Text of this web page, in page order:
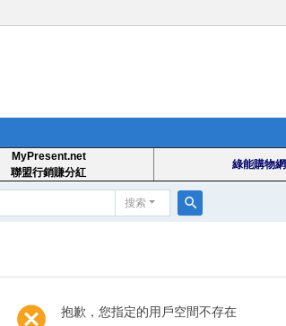
MyPresent.net
聯盟行銷賺分紅
綠能購物網
搜索
抱歉，您指定的用戶空間不存在